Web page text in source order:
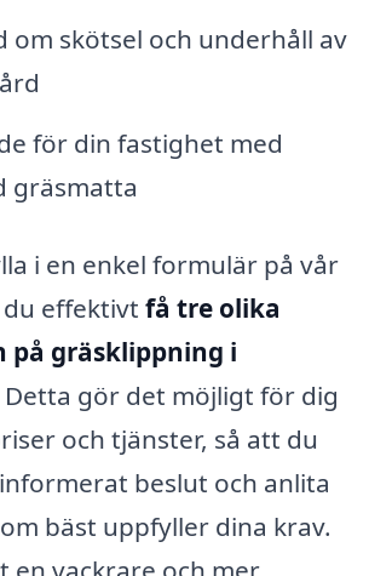
om skötsel och underhåll av
för din fastighet med
gräsmatta
i en enkel formulär på vår
effektivt få tre olika
på gräsklippning i
Detta gör det möjligt för dig
och tjänster, så att du
beslut och anlita
bäst uppfyller dina krav.